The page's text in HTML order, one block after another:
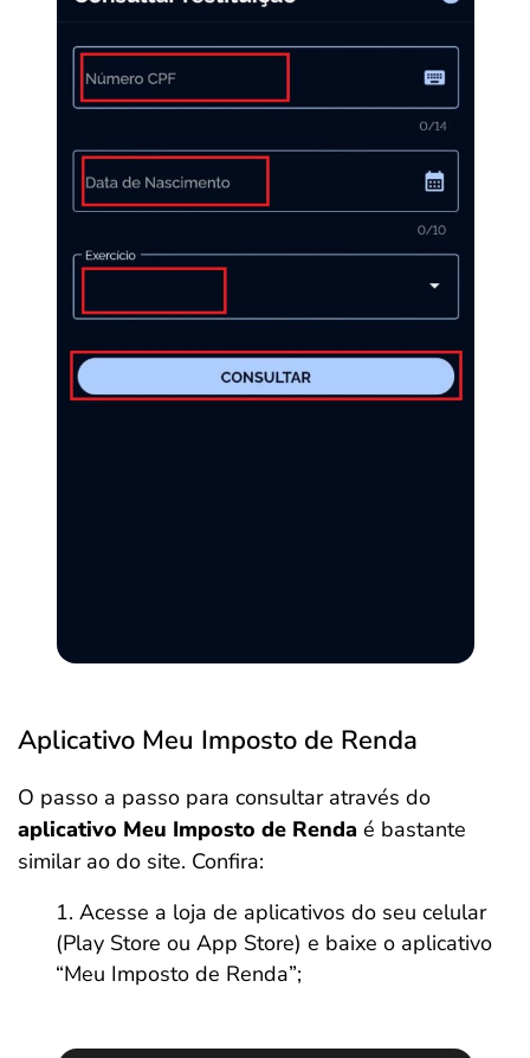
Aplicativo Meu Imposto de Renda
O passo a passo para consultar através do
aplicativo Meu Imposto de Renda é bastante
similar ao do site. Confira:
Acesse a loja de aplicativos do seu celular
(Play Store ou App Store) e baixe o aplicativo
“Meu Imposto de Renda”;